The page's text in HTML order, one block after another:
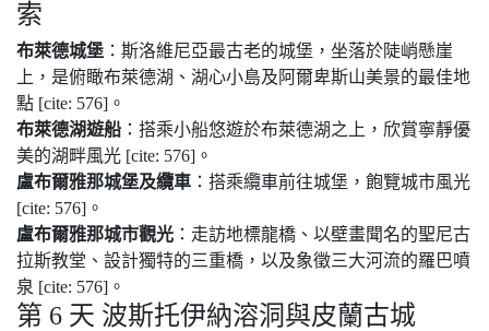
索
布萊德城堡 ：斯洛維尼亞最古老的城堡，坐落於陡峭懸崖
上，是俯瞰布萊德湖、湖心小島及阿爾卑斯山美景的最佳地
點 [cite: 576]。
布萊德湖遊船 ：搭乘小船悠遊於布萊德湖之上，欣賞寧靜優
美的湖畔風光 [cite: 576]。
盧布爾雅那城堡及纜車 ：搭乘纜車前往城堡，飽覽城市風光
[cite: 576]。
盧布爾雅那城市觀光 ：走訪地標龍橋、以壁畫聞名的聖尼古
拉斯教堂、設計獨特的三重橋，以及象徵三大河流的羅巴噴
泉 [cite: 576]。
第 6 天 波斯托伊納溶洞與皮蘭古城